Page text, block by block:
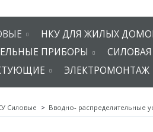
НКУ ДЛЯ ЖИЛЫХ
ПРИБОРЫ
ЭЛЕКТРОМОНТАЖ
Силовые Вводно- распределительные